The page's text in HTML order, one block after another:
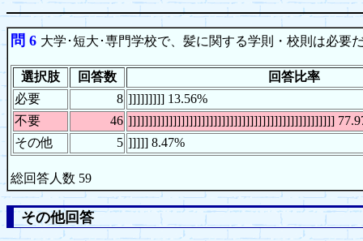
問 6 大学･短大･専門学校で、髪に関する学則・校則は必要
選択肢 回答数
回答比率
必要
8 ]]]]]]]]] 13.56%
不要
46 ]]]]]]]]]]]]]]]]]]]]]]]]]]]]]]]]]]]]]]]]]]]]]]]]]]]
その他
5 ]]]]] 8.47%
総回答人数 59
その他回答